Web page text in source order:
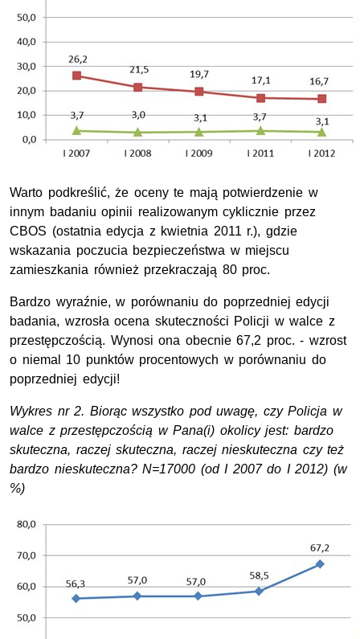
Warto podkreślić, że oceny te mają potwierdzenie w
innym badaniu opinii realizowanym cyklicznie przez
CBOS (ostatnia edycja z kwietnia 2011 r.), gdzie
wskazania poczucia bezpieczeństwa w miejscu
zamieszkania również przekraczają 80 proc.
Bardzo wyraźnie, w porównaniu do poprzedniej edycji
badania, wzrosła ocena skuteczności Policji w walce z
przestępczością. Wynosi ona obecnie 67,2 proc. - wzrost
o niemal 10 punktów procentowych w porównaniu do
poprzedniej edycji!
Wykres nr 2. Biorąc wszystko pod uwagę, czy Policja w
walce z przestępczością w Pana(i) okolicy jest: bardzo
skuteczna, raczej skuteczna, raczej nieskuteczna czy też
bardzo nieskuteczna? N=17000 (od I 2007 do I 2012) (w
%)